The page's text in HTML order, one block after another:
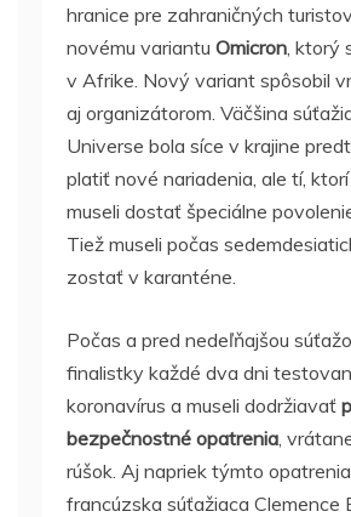
hranice pre zahraničných
novému variantu Omicron, ktorý
v Afrike. Nový variant spôsobil
aj organizátorom. Väčšina
Universe bola síce v krajine
platiť nové nariadenia, ale tí,
museli dostať špeciálne
Tiež museli počas
zostať v karanténe.
Počas a pred nedeľňajšou
finalistky každé dva dni
koronavírus a museli dodržiavať
bezpečnostné opatrenia,
rúšok. Aj napriek týmto
francúzska súťažiaca Clemence